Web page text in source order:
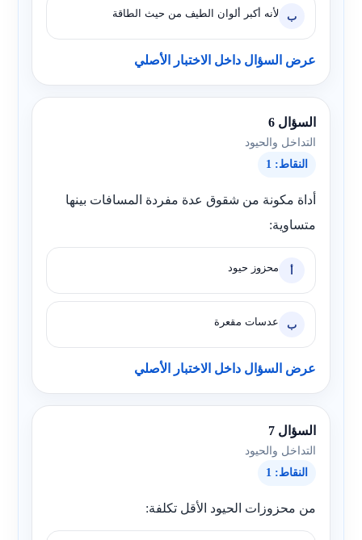
ب لأنه أكبر ألوان الطيف من حيث الطاقة
عرض السؤال داخل الاختبار الأصلي
السؤال 6
التداخل والحيود
النقاط: 1
أداة مكونة من شقوق عدة مفردة المسافات بينها
متساوية:
أ محزوز حيود
ب عدسات مقعرة
عرض السؤال داخل الاختبار الأصلي
السؤال 7
التداخل والحيود
النقاط: 1
من محزوزات الحيود الأقل تكلفة: